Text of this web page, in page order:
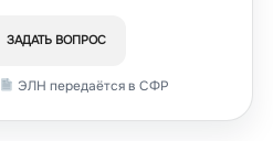
ЗАДАТЬ ВОПРОС
ЭЛН передаётся в СФР